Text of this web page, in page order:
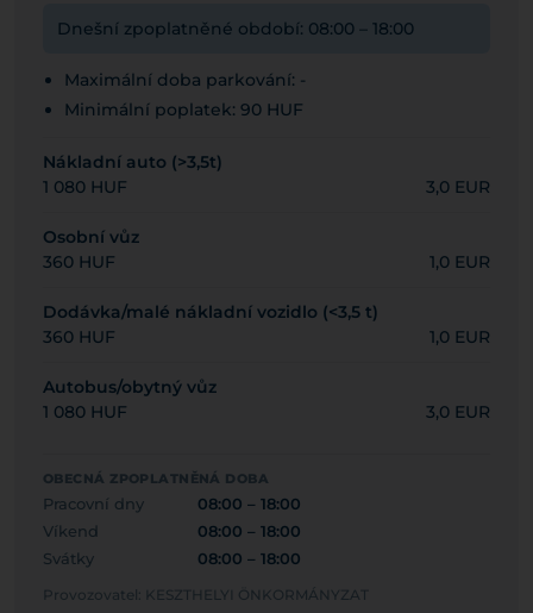
Dnešní zpoplatněné období: 08:00 – 18:00
Maximální doba parkování: -
Minimální poplatek: 90 HUF
Nákladní auto (>3,5t)
1 080 HUF
3,0 EUR
Osobní vůz
360 HUF
1,0 EUR
Dodávka/malé nákladní vozidlo (<3,5 t)
360 HUF
1,0 EUR
Autobus/obytný vůz
1 080 HUF
3,0 EUR
OBECNÁ ZPOPLATNĚNÁ DOBA
Pracovní dny
08:00 – 18:00
Víkend
08:00 – 18:00
Svátky
08:00 – 18:00
Provozovatel: KESZTHELYI ÖNKORMÁNYZAT